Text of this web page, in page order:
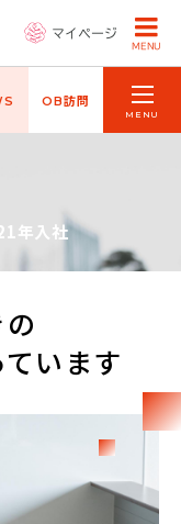
マイページ
MENU
OB訪問
年入社
います